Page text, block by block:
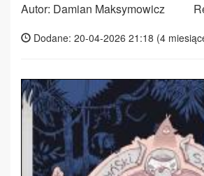
Autor: Damian Maksymowicz
Dodane: 20-04-2026 21:18 (4